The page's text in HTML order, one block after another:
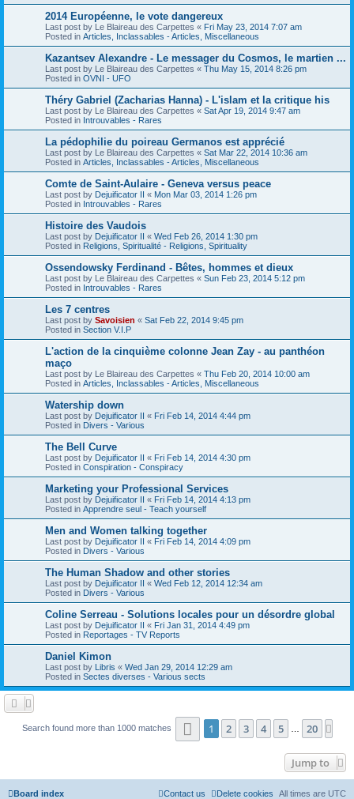
2014 Européenne, le vote dangereux
Last post by Le Blaireau des Carpettes « Fri May 23, 2014 7:07 am
Posted in Articles, Inclassables - Articles, Miscellaneous
Kazantsev Alexandre - Le messager du Cosmos, le martien ...
Last post by Le Blaireau des Carpettes « Thu May 15, 2014 8:26 pm
Posted in OVNI - UFO
Théry Gabriel (Zacharias Hanna) - L'islam et la critique his
Last post by Le Blaireau des Carpettes « Sat Apr 19, 2014 9:47 am
Posted in Introuvables - Rares
La pédophilie du poireau Germanos est apprécié
Last post by Le Blaireau des Carpettes « Sat Mar 22, 2014 10:36 am
Posted in Articles, Inclassables - Articles, Miscellaneous
Comte de Saint-Aulaire - Geneva versus peace
Last post by Dejuificator II « Mon Mar 03, 2014 1:26 pm
Posted in Introuvables - Rares
Histoire des Vaudois
Last post by Dejuificator II « Wed Feb 26, 2014 1:30 pm
Posted in Religions, Spiritualité - Religions, Spirituality
Ossendowsky Ferdinand - Bêtes, hommes et dieux
Last post by Le Blaireau des Carpettes « Sun Feb 23, 2014 5:12 pm
Posted in Introuvables - Rares
Les 7 centres
Last post by Savoisien « Sat Feb 22, 2014 9:45 pm
Posted in Section V.I.P
L'action de la cinquième colonne Jean Zay - au panthéon
maço
Last post by Le Blaireau des Carpettes « Thu Feb 20, 2014 10:00 am
Posted in Articles, Inclassables - Articles, Miscellaneous
Watership down
Last post by Dejuificator II « Fri Feb 14, 2014 4:44 pm
Posted in Divers - Various
The Bell Curve
Last post by Dejuificator II « Fri Feb 14, 2014 4:30 pm
Posted in Conspiration - Conspiracy
Marketing your Professional Services
Last post by Dejuificator II « Fri Feb 14, 2014 4:13 pm
Posted in Apprendre seul - Teach yourself
Men and Women talking together
Last post by Dejuificator II « Fri Feb 14, 2014 4:09 pm
Posted in Divers - Various
The Human Shadow and other stories
Last post by Dejuificator II « Wed Feb 12, 2014 12:34 am
Posted in Divers - Various
Coline Serreau - Solutions locales pour un désordre global
Last post by Dejuificator II « Fri Jan 31, 2014 4:49 pm
Posted in Reportages - TV Reports
Daniel Kimon
Last post by Libris « Wed Jan 29, 2014 12:29 am
Posted in Sectes diverses - Various sects
Search found more than 1000 matches Page 1of 20
1 2 3 4 5 20
Jump to
Board index All times are UTC
Delete cookies
Contact us